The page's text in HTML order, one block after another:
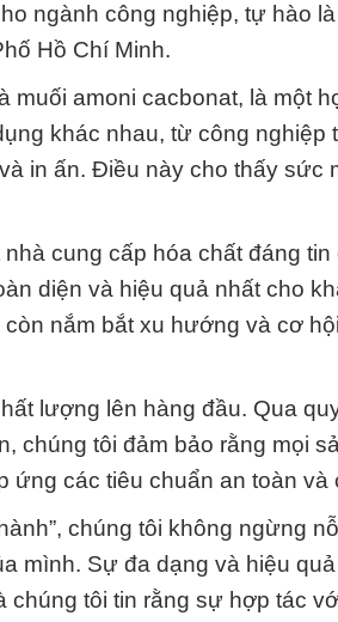
ngành công nghiệp, tự hào
Hồ Chí Minh.
amoni cacbonat, là một
khác nhau, từ công nghiệp
in ấn. Điều này cho thấy sức
cung cấp hóa chất đáng tin
diện và hiệu quả nhất cho
nắm bắt xu hướng và cơ
lượng lên hàng đầu. Qua
chúng tôi đảm bảo rằng mọi
các tiêu chuẩn an toàn và
chúng tôi không ngừng
mình. Sự đa dạng và hiệu
tôi tin rằng sự hợp tác